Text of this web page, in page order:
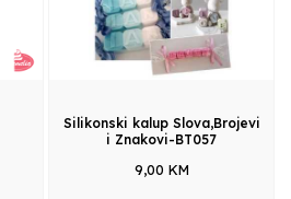
Silikonski kalup Slova,Brojevi
i Znakovi-BT057
9,00 KM